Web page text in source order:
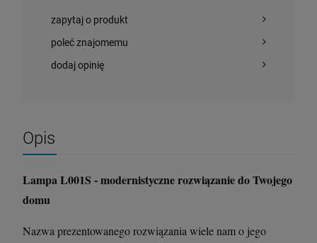
zapytaj o produkt
poleć znajomemu
dodaj opinię
Opis
Lampa L001S - modernistyczne rozwiązanie do Twojego
domu
Nazwa prezentowanego rozwiązania wiele nam o jego